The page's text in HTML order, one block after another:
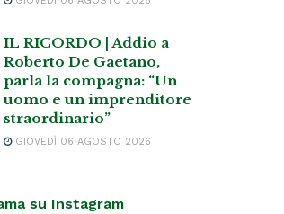
IL RICORDO | Addio a
Roberto De Gaetano,
parla la compagna: “Un
uomo e un imprenditore
straordinario”
GIOVEDÌ 06 AGOSTO 2026
su Instagram